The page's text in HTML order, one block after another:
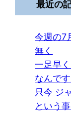
最近の
今週の7
無く
一足早
なんです
只今 ジ
という